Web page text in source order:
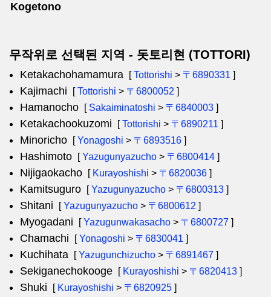
Kogetono
무작위로 선택된 지역 - 돗토리현 (TOTTORI)
Ketakachohamamura [Tottorishi > 〒6890331 ]
Kajimachi [Tottorishi > 〒6800052 ]
Hamanocho [ Sakaiminatoshi > 〒6840003 ]
Ketakachookuzomi [Tottorishi > 〒6890211 ]
Minoricho [Yonagoshi > 〒6893516 ]
Hashimoto [Yazugunyazucho > 〒6800414 ]
Nijigaokacho [ Kurayoshishi > 〒6820036 ]
Kamitsuguro [Yazugunyazucho > 〒6800313 ]
Shitani [Yazugunyazucho > 〒6800612 ]
Myogadani [Yazugunwakasacho > 〒6800727 ]
Chamachi [Yonagoshi > 〒6830041 ]
Kuchihata [Yazugunchizucho > 〒6891467 ]
Sekiganechokooge [ Kurayoshishi > 〒6820413 ]
Shuki [ Kurayoshishi > 〒6820925 ]